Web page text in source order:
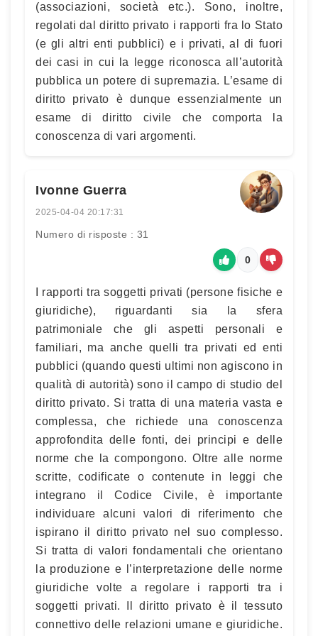
(associazioni, società etc.). Sono, inoltre,
regolati dal diritto privato i rapporti fra lo Stato
(e gli altri enti pubblici) e i privati, al di fuori
dei casi in cui la legge riconosca all’autorità
pubblica un potere di supremazia. L’esame di
diritto privato è dunque essenzialmente un
esame di diritto civile che comporta la
conoscenza di vari argomenti.
Ivonne Guerra
2025-04-04 20:17:31
Numero di risposte : 31
0
I rapporti tra soggetti privati (persone fisiche e
giuridiche), riguardanti sia la sfera
patrimoniale che gli aspetti personali e
familiari, ma anche quelli tra privati ed enti
pubblici (quando questi ultimi non agiscono in
qualità di autorità) sono il campo di studio del
diritto privato. Si tratta di una materia vasta e
complessa, che richiede una conoscenza
approfondita delle fonti, dei principi e delle
norme che la compongono. Oltre alle norme
scritte, codificate o contenute in leggi che
integrano il Codice Civile, è importante
individuare alcuni valori di riferimento che
ispirano il diritto privato nel suo complesso.
Si tratta di valori fondamentali che orientano
la produzione e l’interpretazione delle norme
giuridiche volte a regolare i rapporti tra i
soggetti privati. Il diritto privato è il tessuto
connettivo delle relazioni umane e giuridiche.